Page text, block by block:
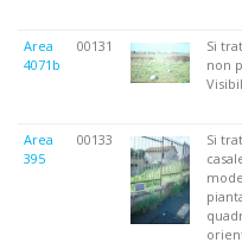
Area
4071b
00131
Si
non
Area
395
00133
Si